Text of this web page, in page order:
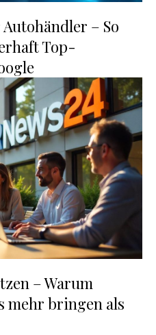
– So
Top-
– Warum
mehr bringen als